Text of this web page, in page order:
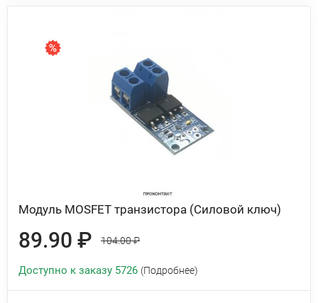
Модуль MOSFET транзистора (Силовой ключ)
89.90 ₽ 104.00 ₽
Доступно к заказу 5726 (Подробнее)